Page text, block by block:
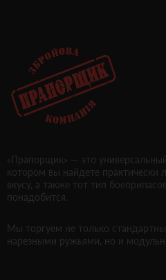
«Прапорщик» — это
котором вы найдете
вкусу, а также тот тип
понадобится.
Мы торгуем не только
нарезными ружьями, но и